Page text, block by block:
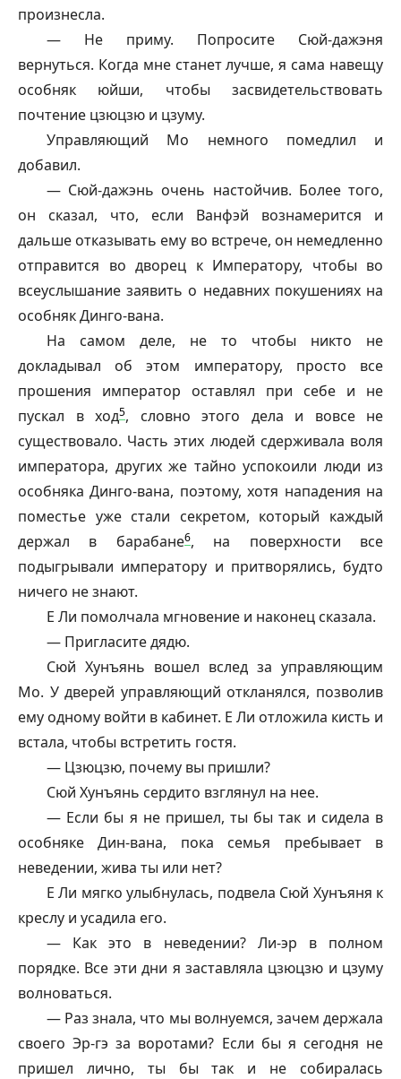
произнесла.
— Не приму. Попросите Сюй-дажэня
вернуться. Когда мне станет лучше, я сама навещу
особняк юйши, чтобы засвидетельствовать
почтение цзюцзю и цзуму.
Управляющий Мо немного помедлил и
добавил.
— Сюй-дажэнь очень настойчив. Более того,
он сказал, что, если Ванфэй вознамерится и
дальше отказывать ему во встрече, он немедленно
отправится во дворец к Императору, чтобы во
всеуслышание заявить о недавних покушениях на
особняк Динго-вана.
На самом деле, не то чтобы никто не
докладывал об этом императору, просто все
прошения император оставлял при себе и не
пускал в ход5, словно этого дела и вовсе не
существовало. Часть этих людей сдерживала воля
императора, других же тайно успокоили люди из
особняка Динго-вана, поэтому, хотя нападения на
поместье уже стали секретом, который каждый
держал в барабане6, на поверхности все
подыгрывали императору и притворялись, будто
ничего не знают.
Е Ли помолчала мгновение и наконец сказала.
— Пригласите дядю.
Сюй Хунъянь вошел вслед за управляющим
Мо. У дверей управляющий откланялся, позволив
ему одному войти в кабинет. Е Ли отложила кисть и
встала, чтобы встретить гостя.
— Цзюцзю, почему вы пришли?
Сюй Хунъянь сердито взглянул на нее.
— Если бы я не пришел, ты бы так и сидела в
особняке Дин-вана, пока семья пребывает в
неведении, жива ты или нет?
Е Ли мягко улыбнулась, подвела Сюй Хунъяня к
креслу и усадила его.
— Как это в неведении? Ли-эр в полном
порядке. Все эти дни я заставляла цзюцзю и цзуму
волноваться.
— Раз знала, что мы волнуемся, зачем держала
своего Эр-гэ за воротами? Если бы я сегодня не
пришел лично, ты бы так и не собиралась